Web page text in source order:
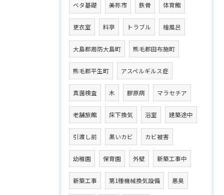
ベタ基礎 美祢市 鉄骨 体育館
更衣室 料亭 トラブル 檜風呂
大島郡周防大島町 熊毛郡田布施町
熊毛郡平生町 アスペルギルス症
真菌検査 木 膠原病 マラセチア
老舗旅館 床下換気 浴室 建築途中
引渡し前 黒いカビ カビ被害
幼稚園 保育園 外壁 新築工事中
新築工事 第1種機械換気設備 悪臭